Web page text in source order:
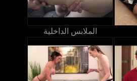
الملابس الداخلية